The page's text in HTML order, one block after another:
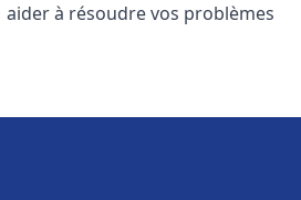
aider à résoudre vos problèmes